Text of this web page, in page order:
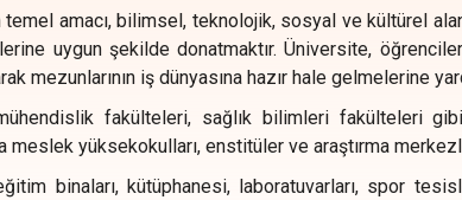
amacı, bilimsel, teknolojik, sosyal ve kültürel
uygun şekilde donatmaktır. Üniversite,
mezunlarının iş dünyasına hazır hale gelmelerine
fakülteleri, sağlık bilimleri fakülteleri
meslek yüksekokulları, enstitüler ve araştırma
binaları, kütüphanesi, laboratuvarları, spor